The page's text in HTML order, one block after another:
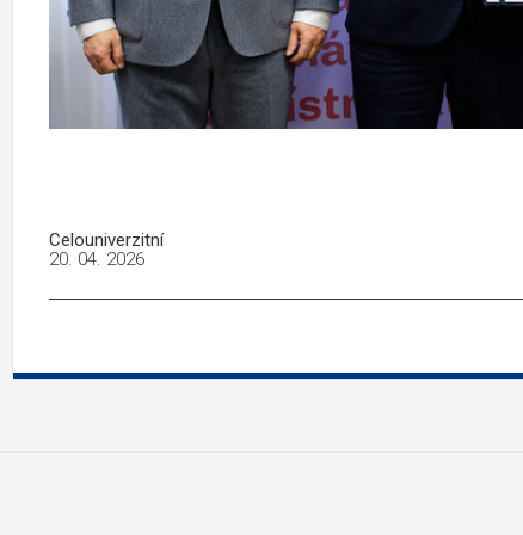
Celouniverzitní
20. 04. 2026